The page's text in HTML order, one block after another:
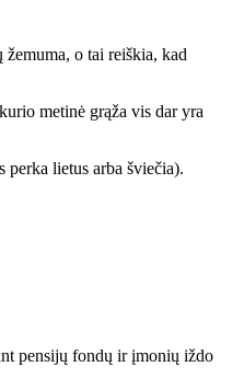
o tai reiškia, kad
metinė grąža vis dar yra
lietus arba šviečia).
pensijų fondų ir įmonių iždo